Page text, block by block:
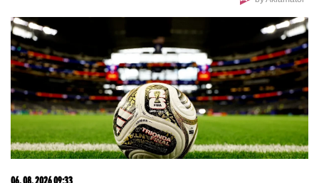
SPECIJALNA VEČERAMatora okupila najdraže
ljude: Evo gde se opuštaju, rijaliti učesnici puno
srce (FOTO)